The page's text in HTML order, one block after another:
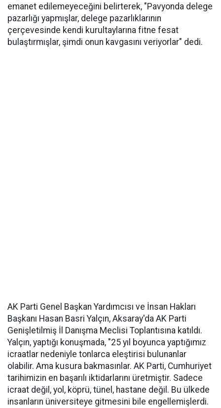
emanet edilemeyeceğini belirterek, "Pavyonda delege
pazarlığı yapmışlar, delege pazarlıklarının
çerçevesinde kendi kurultaylarına fitne fesat
bulaştırmışlar, şimdi onun kavgasını veriyorlar" dedi.
AK Parti Genel Başkan Yardımcısı ve İnsan Hakları
Başkanı Hasan Basri Yalçın, Aksaray'da AK Parti
Genişletilmiş İl Danışma Meclisi Toplantısına katıldı.
Yalçın, yaptığı konuşmada, "25 yıl boyunca yaptığımız
icraatlar nedeniyle tonlarca eleştirisi bulunanlar
olabilir. Ama kusura bakmasınlar. AK Parti, Cumhuriyet
tarihimizin en başarılı iktidarlarını üretmiştir. Sadece
icraat değil, yol, köprü, tünel, hastane değil. Bu ülkede
insanların üniversiteye gitmesini bile engellemişlerdi.